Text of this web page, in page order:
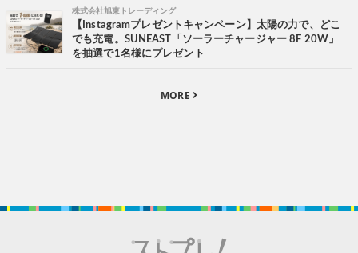
株式会社旭東トレーディング
【Instagramプレゼントキャンペーン】太陽の力で、どこ
でも充電。SUNEAST「ソーラーチャージャー 8F 20W」
を抽選で1名様にプレゼント
MORE